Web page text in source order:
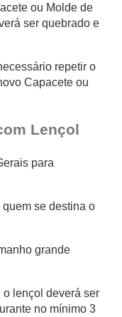
ou Molde de
ser quebrado e
repetir o
Capacete ou
Lençol
para
se destina o
grande
o lençol deverá ser
no mínimo 3